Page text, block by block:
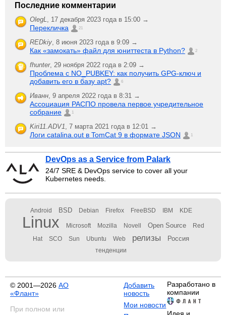
Последние комментарии
OlegL, 17 декабря 2023 года в 15:00 →
Перекличка 21
REDkiy, 8 июня 2023 года в 9:09 →
Как «замокать» файл для юниттеста в Python? 2
fhunter, 29 ноября 2022 года в 2:09 →
Проблема с NO_PUBKEY: как получить GPG-ключ и
добавить его в базу apt?
6
Иванн, 9 апреля 2022 года в 8:31 →
Ассоциация РАСПО провела первое учредительное
собрание
1
Kiri11.ADV1, 7 марта 2021 года в 12:01 →
Логи catalina.out в TomCat 9 в формате JSON 1
DevOps as a Service from Palark
24/7 SRE & DevOps service to cover all your
Kubernetes needs.
Android BSD Debian Firefox FreeBSD IBM KDE
Linux Microsoft Mozilla Novell Open Source Red
Hat SCO Sun Ubuntu Web релизы Россия
тенденции
© 2001—2026 АО
«Флант»
При полном или
Добавить
новость
Мои новости
Разработано в
компании